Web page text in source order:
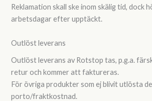
Reklamation skall ske inom skälig tid, dock
arbetsdagar efter upptäckt.
Outlöst leverans
Outlöst leverans av Rotstop tas, p.g.a.
retur och kommer att faktureras.
För övriga produkter som ej blivit utlösta
porto/fraktkostnad.